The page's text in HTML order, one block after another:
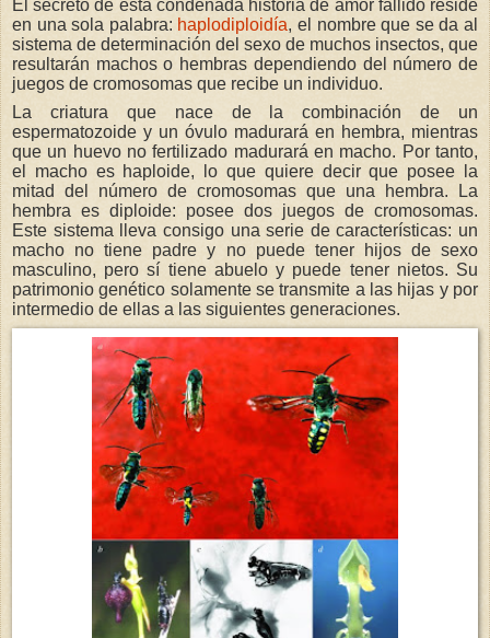
El secreto de esta condenada historia de amor fallido reside
en una sola palabra: haplodiploidía, el nombre que se da al
sistema de determinación del sexo de muchos insectos, que
resultarán machos o hembras dependiendo del número de
juegos de cromosomas que recibe un individuo.
La criatura que nace de la combinación de un
espermatozoide y un óvulo madurará en hembra, mientras
que un huevo no fertilizado madurará en macho. Por tanto,
el macho es haploide, lo que quiere decir que posee la
mitad del número de cromosomas que una hembra. La
hembra es diploide: posee dos juegos de cromosomas.
Este sistema lleva consigo una serie de características: un
macho no tiene padre y no puede tener hijos de sexo
masculino, pero sí tiene abuelo y puede tener nietos. Su
patrimonio genético solamente se transmite a las hijas y por
intermedio de ellas a las siguientes generaciones.